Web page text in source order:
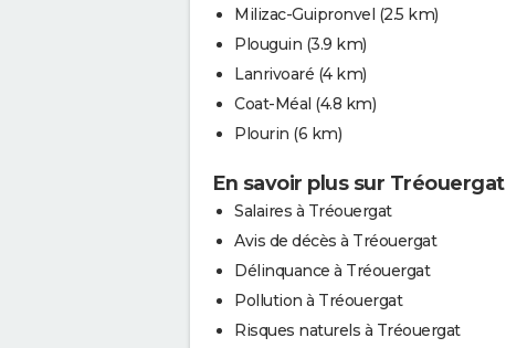
Milizac-Guipronvel (2.5 km)
Plouguin (3.9 km)
Lanrivoaré (4 km)
Coat-Méal (4.8 km)
Plourin (6 km)
En savoir plus sur Tréouergat
Salaires à Tréouergat
Avis de décès à Tréouergat
Délinquance à Tréouergat
Pollution à Tréouergat
Risques naturels à Tréouergat